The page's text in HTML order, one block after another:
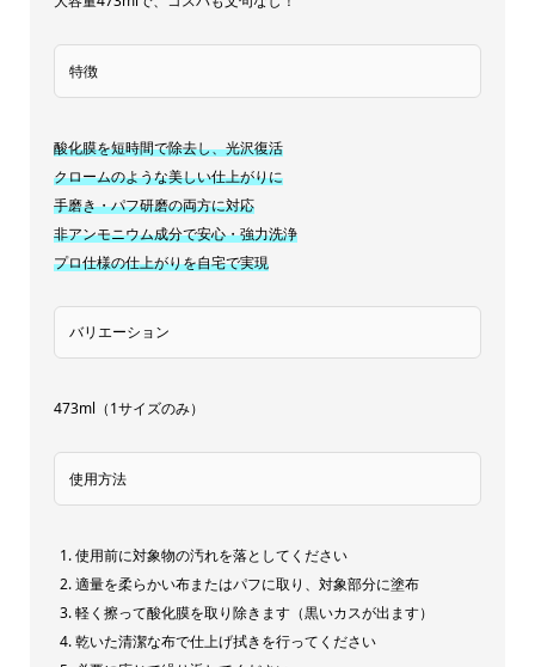
ナ
車
用
ス
テ
レ
ス
メ
ミ
ホ
イ
特徴
酸化膜を短時間で除去し、光沢復活
クロームのような美しい仕上がりに
手磨き・パフ研磨の両方に対応
非アンモニウム成分で安心・強力洗浄
プロ仕様の仕上がりを自宅で実現
バリエーション
473ml（1サイズのみ）
使用方法
使用前に対象物の汚れを落としてください
適量を柔らかい布またはパフに取り、対象部分に塗布
軽く擦って酸化膜を取り除きます（黒いカスが出ます）
乾いた清潔な布で仕上げ拭きを行ってください